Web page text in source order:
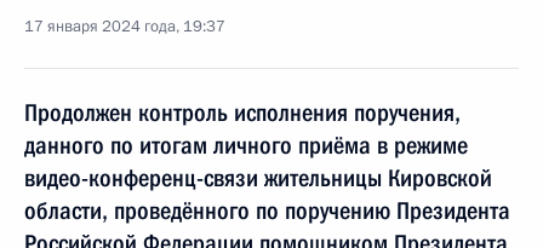
17 января 2024 года, 19:37
Продолжен контроль исполнения поручения,
данного по итогам личного приёма в режиме
видео-конференц-связи жительницы Кировской
области, проведённого по поручению Президента